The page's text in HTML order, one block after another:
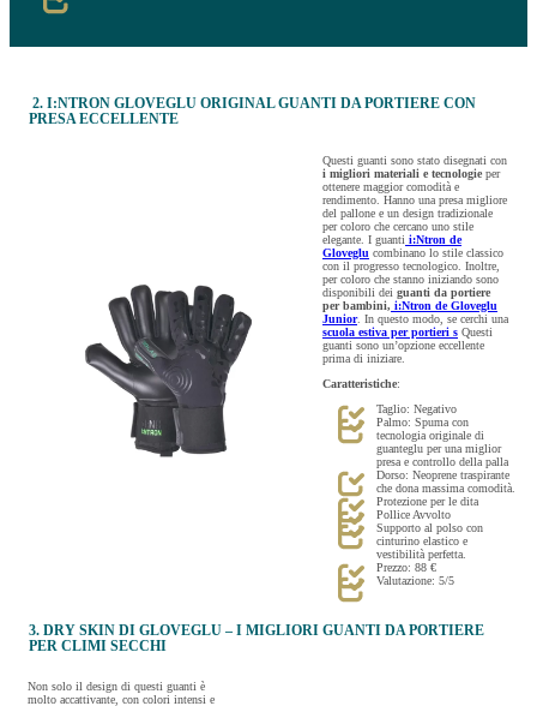
2. I:NTRON GLOVEGLU ORIGINAL GUANTI DA PORTIERE CON
PRESA ECCELLENTE
Questi guanti sono stato disegnati con
i migliori materiali e tecnologie per
ottenere maggior comodità e
rendimento. Hanno una presa migliore
del pallone e un design tradizionale
per coloro che cercano uno stile
elegante. I guanti i:Ntron de
Gloveglu combinano lo stile classico
con il progresso tecnologico. Inoltre,
per coloro che stanno iniziando sono
disponibili dei guanti da portiere
per bambini, i:Ntron de Gloveglu
Junior. In questo modo, se cerchi una
scuola estiva per portieri s Questi
guanti sono un’opzione eccellente
prima di iniziare.
Caratteristiche:
Taglio: Negativo
Palmo: Spuma con
tecnologia originale di
guanteglu per una miglior
presa e controllo della palla
Dorso: Neoprene traspirante
che dona massima comodità.
Protezione per le dita
Pollice Avvolto
Supporto al polso con
cinturino elastico e
vestibilità perfetta.
Prezzo: 88 €
Valutazione: 5/5
3. DRY SKIN DI GLOVEGLU – I MIGLIORI GUANTI DA PORTIERE
PER CLIMI SECCHI
Non solo il design di questi guanti è
molto accattivante, con colori intensi e